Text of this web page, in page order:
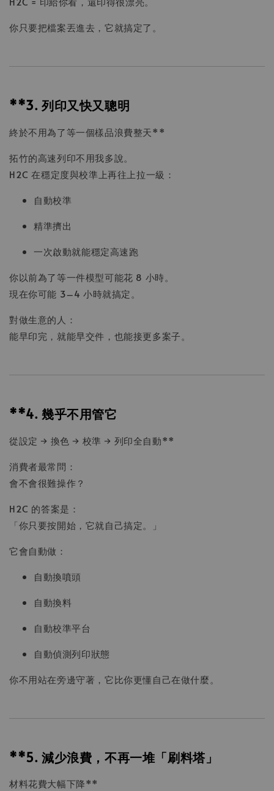
你只要把檔案丟進去，它就搞定了。
**3. 列印又快又聰明
終於不用為了等一個樣品浪費整天**
拓竹的高速列印不用我多說。
H2C 在穩定度與校準上再往上拉一級：
自動校準
精準擠出
一次啟動就能穩定高速跑
你以前為了等一件模型可能花 8 小時。
現在你可能 3–4 小時就搞定。
對做生意的人：
能早印完，就能早交件，也能接更多案子。
**4. 幾乎不用管它
從設定 → 換色 → 校準 → 列印全自動**
消費者最常問：
會不會很難操作？
H2C 的答案是：
「你只要按開始，它就自己搞定。」
它會自動做：
自動換噴頭
自動換料
自動校準平台
自動偵測列印狀態
你不用站在旁邊守著，它比你更懂自己在做什麼。
**5. 減少浪費，不再一堆「刷料塔」
材料花費大幅下降**